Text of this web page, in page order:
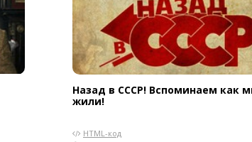
Назад в СССР! Вспоминаем как
жили!
HTML-код